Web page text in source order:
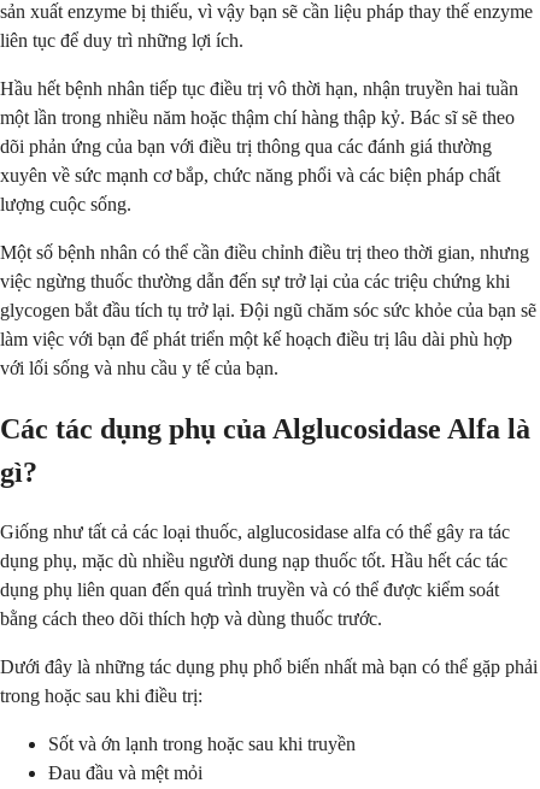
sản xuất enzyme bị thiếu, vì vậy bạn sẽ cần liệu pháp thay thế enzyme
liên tục để duy trì những lợi ích.
Hầu hết bệnh nhân tiếp tục điều trị vô thời hạn, nhận truyền hai tuần
một lần trong nhiều năm hoặc thậm chí hàng thập kỷ. Bác sĩ sẽ theo
dõi phản ứng của bạn với điều trị thông qua các đánh giá thường
xuyên về sức mạnh cơ bắp, chức năng phổi và các biện pháp chất
lượng cuộc sống.
Một số bệnh nhân có thể cần điều chỉnh điều trị theo thời gian, nhưng
việc ngừng thuốc thường dẫn đến sự trở lại của các triệu chứng khi
glycogen bắt đầu tích tụ trở lại. Đội ngũ chăm sóc sức khỏe của bạn sẽ
làm việc với bạn để phát triển một kế hoạch điều trị lâu dài phù hợp
với lối sống và nhu cầu y tế của bạn.
Các tác dụng phụ của Alglucosidase Alfa là
gì?
Giống như tất cả các loại thuốc, alglucosidase alfa có thể gây ra tác
dụng phụ, mặc dù nhiều người dung nạp thuốc tốt. Hầu hết các tác
dụng phụ liên quan đến quá trình truyền và có thể được kiểm soát
bằng cách theo dõi thích hợp và dùng thuốc trước.
Dưới đây là những tác dụng phụ phổ biến nhất mà bạn có thể gặp phải
trong hoặc sau khi điều trị:
Sốt và ớn lạnh trong hoặc sau khi truyền
Đau đầu và mệt mỏi